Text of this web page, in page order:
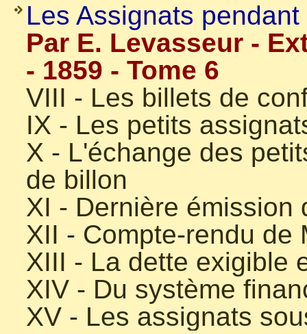
Les Assignats
Par E. Levasseur -
- 1859 - Tome 6
VIII - Les billets de
IX - Les petits
X - L'échange des
de billon
XI - Dernière émission
XII - Compte-rendu de
XIII - La dette exigible
XIV - Du système
XV - Les assignats